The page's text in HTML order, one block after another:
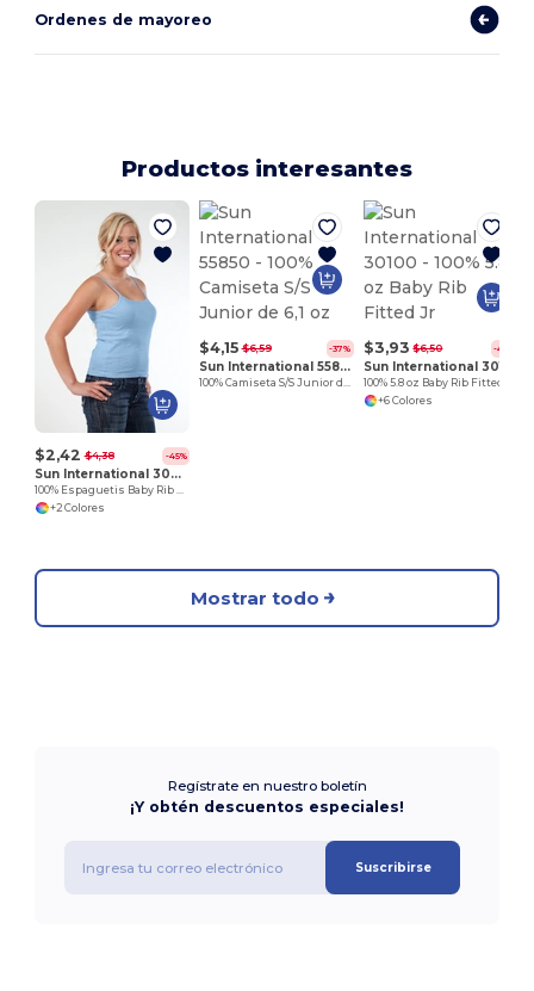
Ordenes de mayoreo
Productos interesantes
$2,42 $4,38 -45%
Sun International 30300
100% Espaguetis Baby Rib 5.8 oz
+2 Colores
$4,15 $6,59 -37%
Sun International 55850
100% Camiseta S/S Junior de 6,1 oz
$3,93 $6,50 -40%
100% 5.8 oz Baby Rib Fitted Jr
+6 Colores
Mostrar todo
Regístrate en nuestro boletín
¡Y obtén descuentos especiales!
Suscribirse